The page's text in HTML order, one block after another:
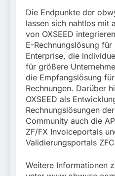
Die Endpunkte der
lassen sich nahtlos mit
von OXSEED
E-Rechnungslösung
Enterprise, die
für größere
die Empfangslösung
Rechnungen. Darüber
OXSEED als
Rechnungslösungen
Community auch die
ZF/FX Invoiceportals
Validierungsportals
Weitere Informationen